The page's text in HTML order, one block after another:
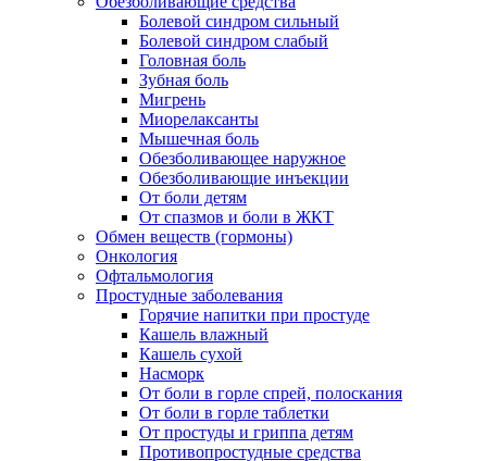
Болевой синдром сильный
Болевой синдром слабый
Головная боль
Зубная боль
Мигрень
Миорелаксанты
Мышечная боль
Обезболивающее наружное
Обезболивающие инъекции
От боли детям
От спазмов и боли в ЖКТ
Обмен веществ (гормоны)
Онкология
Офтальмология
Простудные заболевания
Горячие напитки при простуде
Кашель влажный
Кашель сухой
Насморк
От боли в горле спрей, полоскания
От боли в горле таблетки
От простуды и гриппа детям
Противопростудные средства